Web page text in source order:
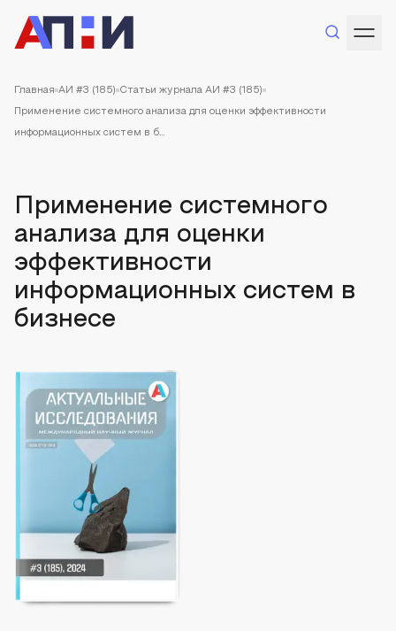
Главная АИ #3 (185) Статьи журнала АИ #3 (185)
Применение системного анализа для оценки эффективности
информационных систем в б...
Применение системного
анализа для оценки
эффективности
информационных систем в
бизнесе